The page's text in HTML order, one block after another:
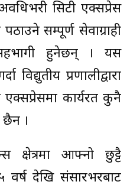
सिटी एक्सप्रेस
सम्पूर्ण सेवाग्राही
हुनेछन् । यस
विद्युतीय प्रणालीद्वारा
एक्सप्रेसमा कार्यरत कुनै
छैन ।
क्षेत्रमा आफ्नो छुट्टै
वर्ष देखि संसारभरबाट